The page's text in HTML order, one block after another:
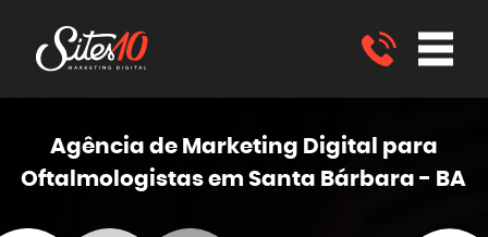
Agência de Marketing Digital para
Oftalmologistas em Santa Bárbara - BA